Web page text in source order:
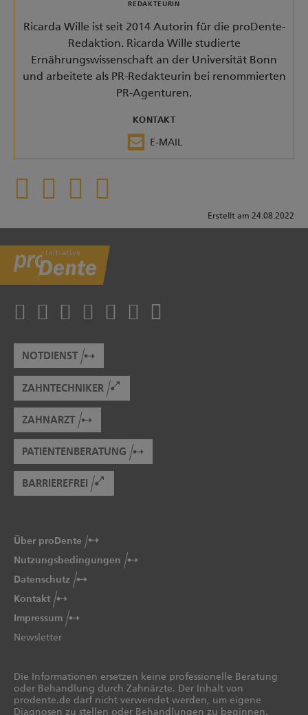
REDAKTEURIN
Ricarda Wille ist seit 2014 Autorin für die proDente-
Redaktion. Ricarda Wille studierte
Ernährungswissenschaft an der Universität Bonn
und arbeitete als PR-Redakteurin bei renommierten
PR-Agenturen.
KONTAKT
E-MAIL
Erstellt am 24.08.2022
NOTDIENST
ZAHNTECHNIKER
ZAHNARZT
PATIENTENBERATUNG
BARRIEREFREI
Über proDente
Nutzungsbedingungen
Datenschutz
Kontakt
Impressum
Newsletter
Die Informationen ersetzen keine professionelle Beratung
oder Behandlung durch Zahnärzte. Der Inhalt von
prodente.de darf nicht verwendet werden, um eigene
Diagnosen zu stellen oder Behandlungen zu beginnen.